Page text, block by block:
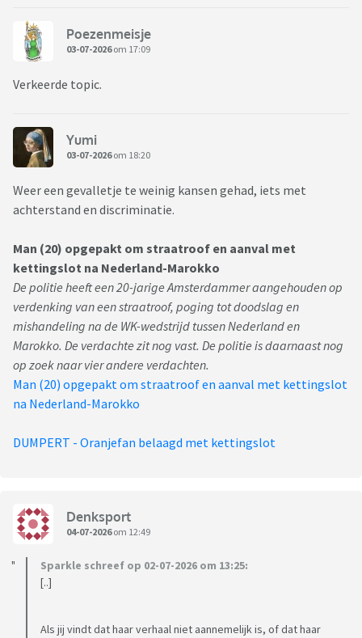
Poezenmeisje
03-07-2026om 17:09
Verkeerde topic.
Yumi
03-07-2026om 18:20
Weer een gevalletje te weinig kansen gehad, iets met
achterstand en discriminatie.
Man (20) opgepakt om straatroof en aanval met
kettingslot na Nederland-Marokko
De politie heeft een 20-jarige Amsterdammer aangehouden op
verdenking van een straatroof, poging tot doodslag en
mishandeling na de WK-wedstrijd tussen Nederland en
Marokko. De verdachte zit nog vast. De politie is daarnaast nog
op zoek naar vier andere verdachten.
Man (20) opgepakt om straatroof en aanval met kettingslot
na Nederland-Marokko
DUMPERT - Oranjefan belaagd met kettingslot
Denksport
04-07-2026om 12:49
Sparkle schreef op 02-07-2026 om 13:25:
[..]
Als jij vindt dat haar verhaal niet aannemelijk is, of dat haar